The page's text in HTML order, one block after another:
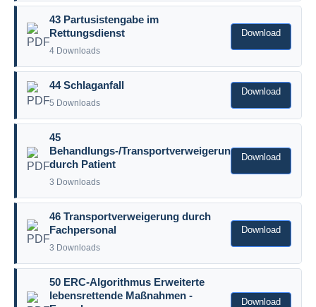
43 Partusistengabe im
Rettungsdienst
4 Downloads
Download
44 Schlaganfall
5 Downloads
Download
45
Behandlungs-/Transportverweigerung
durch Patient
3 Downloads
Download
46 Transportverweigerung durch
Fachpersonal
3 Downloads
Download
50 ERC-Algorithmus Erweiterte
lebensrettende Maßnahmen -
Download